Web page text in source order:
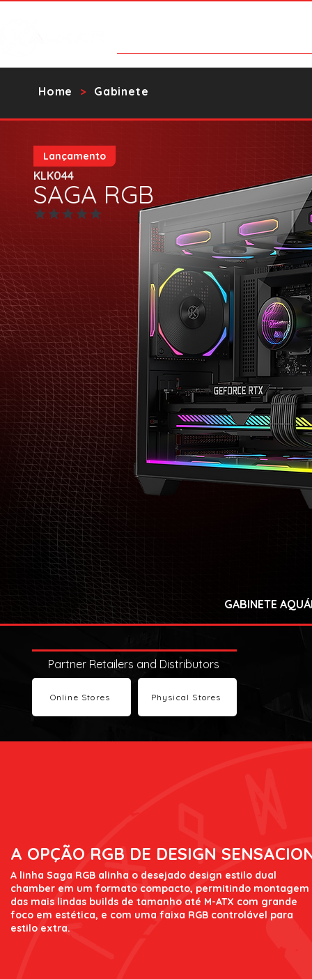
>
Home Gabinete
SAGA RGB
No ratings yet
KLK044
Lançamento
GABINETE
Partner Retailers and Distributors
Online Stores Physical Stores
A OPÇÃO RGB DE DESIGN
A linha Saga RGB alinha o desejado design estilo dual
chamber em um formato compacto, permitindo montagem
das mais lindas builds de tamanho até M-ATX com grande
foco em estética, e com uma faixa RGB controlável para
estilo extra.